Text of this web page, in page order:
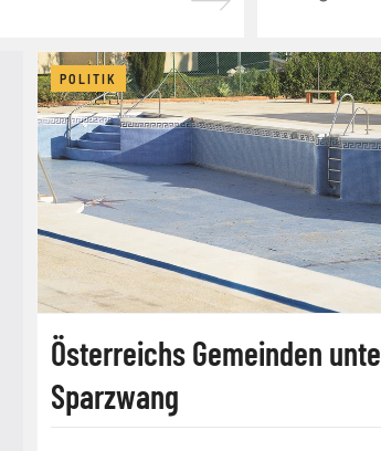
POLITIK
Österreichs Gemeinden
Sparzwang